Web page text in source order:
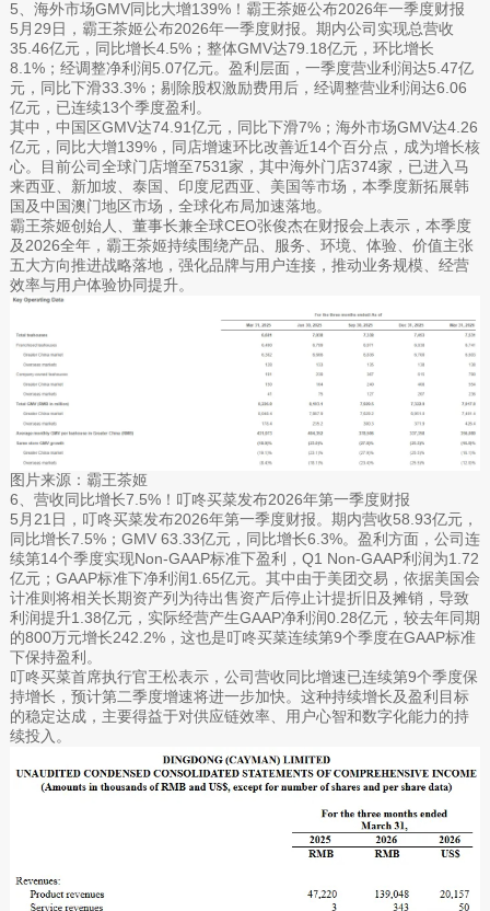
5、海外市场GMV同比大增139%！霸王茶姬公布2026年一季度财报
5月29日，霸王茶姬公布2026年一季度财报。期内公司实现总营收
35.46亿元，同比增长4.5%；整体GMV达79.18亿元，环比增长
8.1%；经调整净利润5.07亿元。盈利层面，一季度营业利润达5.47亿
元，同比下滑33.3%；剔除股权激励费用后，经调整营业利润达6.06
亿元，已连续13个季度盈利。
其中，中国区GMV达74.91亿元，同比下滑7%；海外市场GMV达4.26
亿元，同比大增139%，同店增速环比改善近14个百分点，成为增长核
心。目前公司全球门店增至7531家，其中海外门店374家，已进入马
来西亚、新加坡、泰国、印度尼西亚、美国等市场，本季度新拓展韩
国及中国澳门地区市场，全球化布局加速落地。
霸王茶姬创始人、董事长兼全球CEO张俊杰在财报会上表示，本季度
及2026全年，霸王茶姬持续围绕产品、服务、环境、体验、价值主张
五大方向推进战略落地，强化品牌与用户连接，推动业务规模、经营
效率与用户体验协同提升。
图片来源：霸王茶姬
6、营收同比增长7.5%！叮咚买菜发布2026年第一季度财报
5月21日，叮咚买菜发布2026年第一季度财报。期内营收58.93亿元，
同比增长7.5%；GMV 63.33亿元，同比增长6.3%。盈利方面，公司连
续第14个季度实现Non-GAAP标准下盈利，Q1 Non-GAAP利润为1.72
亿元；GAAP标准下净利润1.65亿元。其中由于美团交易，依据美国会
计准则将相关长期资产列为待出售资产后停止计提折旧及摊销，导致
利润提升1.38亿元，实际经营产生GAAP净利润0.28亿元，较去年同期
的800万元增长242.2%，这也是叮咚买菜连续第9个季度在GAAP标准
下保持盈利。
叮咚买菜首席执行官王松表示，公司营收同比增速已连续第9个季度保
持增长，预计第二季度增速将进一步加快。这种持续增长及盈利目标
的稳定达成，主要得益于对供应链效率、用户心智和数字化能力的持
续投入。